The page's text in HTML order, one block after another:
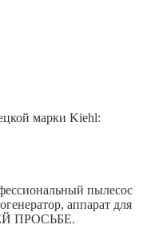
марки Kiehl:
пылесос
аппарат для
ПРОСЬБЕ.